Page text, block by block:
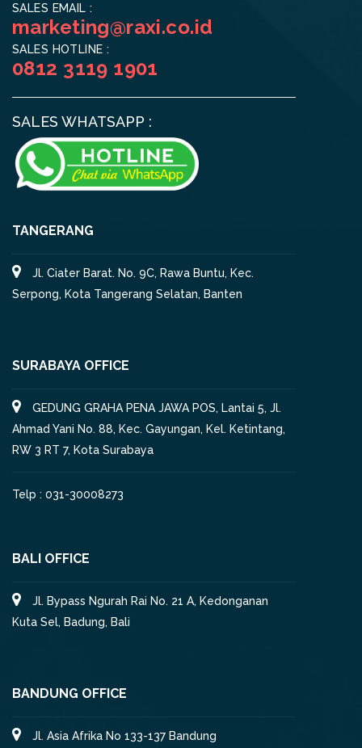
SALES EMAIL :
marketing@raxi.co.id
SALES HOTLINE :
0812 3119 1901
SALES WHATSAPP :
TANGERANG
Jl. Ciater Barat. No. 9C, Rawa Buntu, Kec.
Serpong, Kota Tangerang Selatan, Banten
SURABAYA OFFICE
GEDUNG GRAHA PENA JAWA POS, Lantai 5, Jl.
Ahmad Yani No. 88, Kec. Gayungan, Kel. Ketintang,
RW 3 RT 7, Kota Surabaya
Telp : 031-30008273
BALI OFFICE
Jl. Bypass Ngurah Rai No. 21 A, Kedonganan
Kuta Sel, Badung, Bali
BANDUNG OFFICE
Jl. Asia Afrika No 133-137 Bandung